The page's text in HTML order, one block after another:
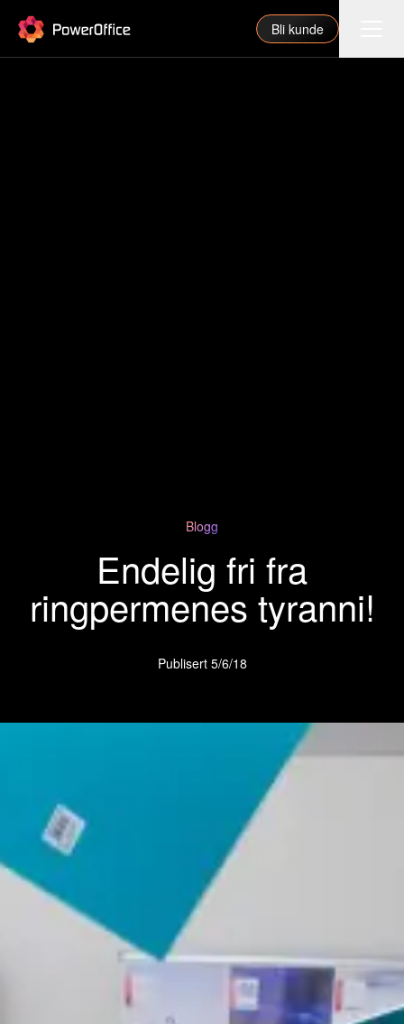
PowerOffice Bli kunde
Blogg
Endelig fri fra
ringpermenes tyranni!
Publisert 5/6/18